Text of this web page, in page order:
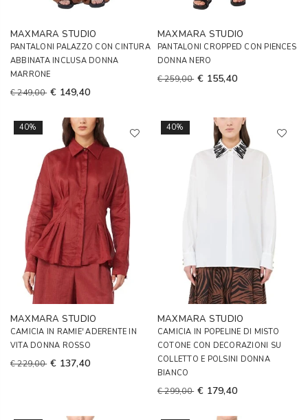
MAXMARA STUDIO
PANTALONI PALAZZO CON CINTURA
ABBINATA INCLUSA DONNA
MARRONE
€ 249,00 € 149,40
MAXMARA STUDIO
PANTALONI CROPPED CON PIENCES
DONNA NERO
€ 259,00 € 155,40
40%
MAXMARA STUDIO
CAMICIA IN RAMIE' ADERENTE IN
VITA DONNA ROSSO
€ 229,00 € 137,40
40%
MAXMARA STUDIO
CAMICIA IN POPELINE DI MISTO
COTONE CON DECORAZIONI SU
COLLETTO E POLSINI DONNA
BIANCO
€ 299,00 € 179,40